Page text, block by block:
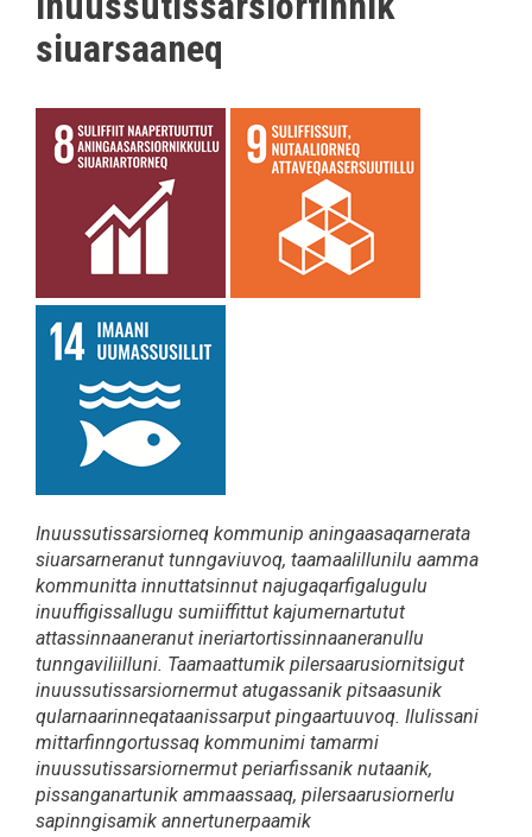
siuarsaaneq
Inuussutissarsiorneq kommunip aningaasaqarnerata
siuarsarneranut tunngaviuvoq, taamaalillunilu aamma
kommunitta innuttatsinnut najugaqarfigalugulu
inuuffigissallugu sumiiffittut kajumernartutut
attassinnaaneranut ineriartortissinnaaneranullu
tunngaviliilluni. Taamaattumik pilersaarusiornitsigut
inuussutissarsiornermut atugassanik pitsaasunik
qularnaarinneqataanissarput pingaartuuvoq. Ilulissani
mittarfinngortussaq kommunimi tamarmi
inuussutissarsiornermut periarfissanik nutaanik,
pissanganartunik ammaassaaq, pilersaarusiornerlu
sapinngisamik annertunerpaamik